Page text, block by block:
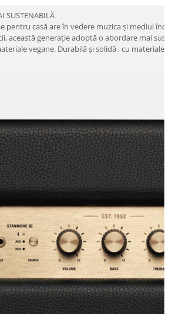
SUSTENABILĂ
pentru casă are în vedere muzica și mediul
această generație adoptă o abordare mai
vegane. Durabilă și solidă , cu materiale și